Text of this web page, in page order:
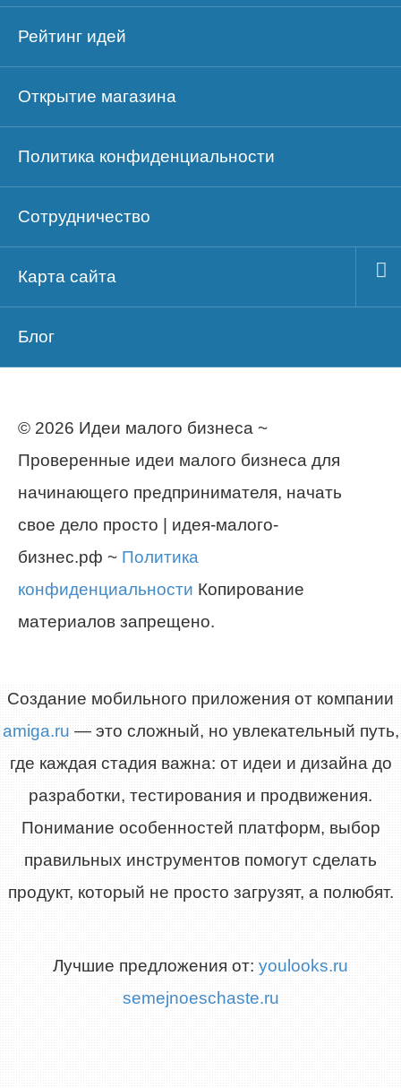
Рейтинг идей
Открытие магазина
Политика конфиденциальности
Сотрудничество
Карта сайта
Блог
© 2026 Идеи малого бизнеса ~
Проверенные идеи малого бизнеса для
начинающего предпринимателя, начать
свое дело просто | идея-малого-
бизнес.рф ~ Политика
конфиденциальности Копирование
материалов запрещено.
Создание мобильного приложения от компании
amiga.ru — это сложный, но увлекательный путь,
где каждая стадия важна: от идеи и дизайна до
разработки, тестирования и продвижения.
Понимание особенностей платформ, выбор
правильных инструментов помогут сделать
продукт, который не просто загрузят, а полюбят.
Лучшие предложения от: youlooks.ru
semejnoeschaste.ru